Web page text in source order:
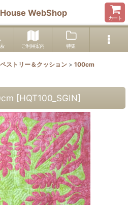
WebShop
カート
ご利用案内 特集
ストリー＆クッション > 100cm
[HQT100_SGIN]